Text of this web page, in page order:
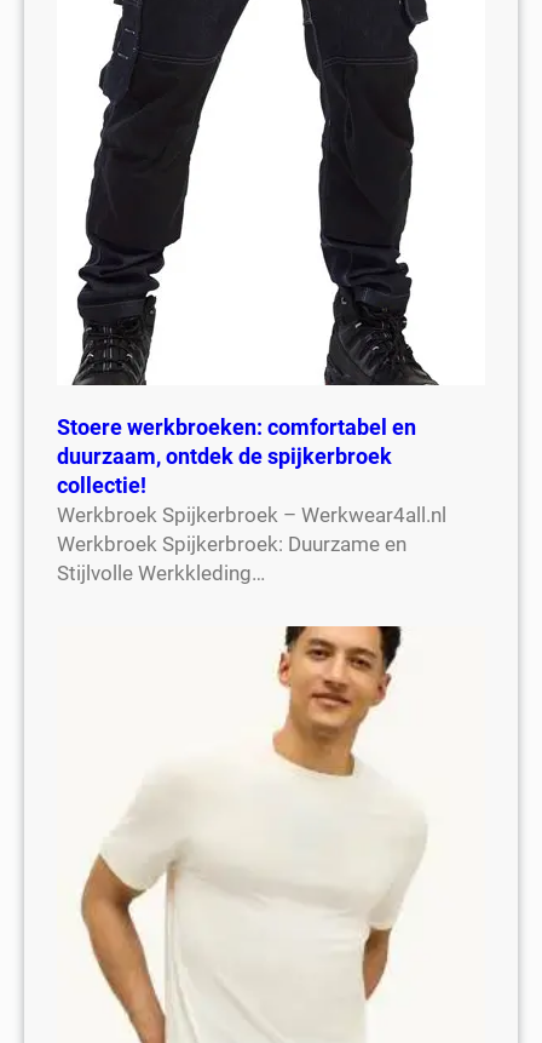
Stoere werkbroeken: comfortabel en
duurzaam, ontdek de spijkerbroek
collectie!
Werkbroek Spijkerbroek – Werkwear4all.nl
Werkbroek Spijkerbroek: Duurzame en
Stijlvolle Werkkleding…